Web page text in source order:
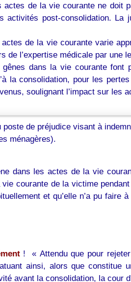
actes de la vie courante ne doit
post-consolidation.
actes de la vie courante varie
l’expertise médicale par une
gênes dans la vie courante font
la consolidation, pour les
soulignant l’impact sur les
de préjudice visant à
ménagères).
dans les actes de la vie
courante de la victime
et qu’elle n’a pu faire
! « Attendu que pour rejeter
ainsi, alors que
avant la consolidation, la